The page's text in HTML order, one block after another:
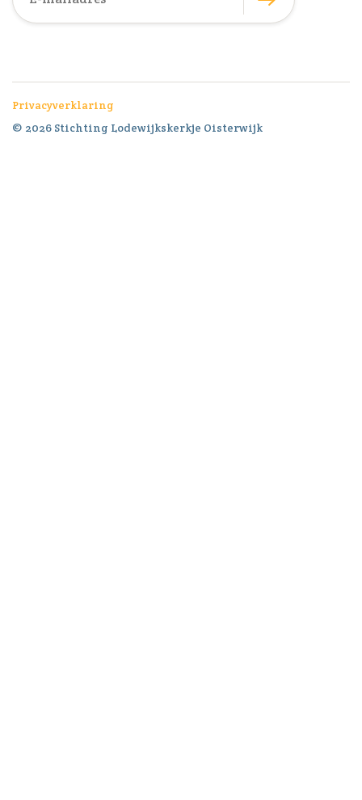
Privacyverklaring
© 2026 Stichting Lodewijkskerkje Oisterwijk